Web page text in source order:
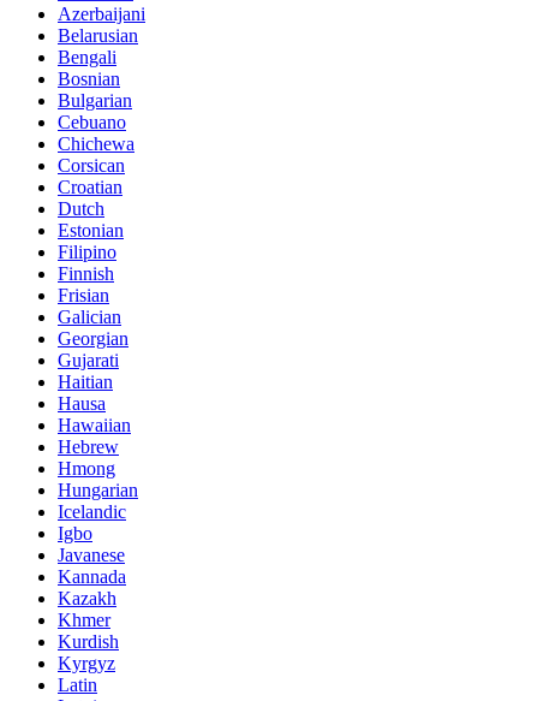
Azerbaijani
Belarusian
Bengali
Bosnian
Bulgarian
Cebuano
Chichewa
Corsican
Croatian
Dutch
Estonian
Filipino
Finnish
Frisian
Galician
Georgian
Gujarati
Haitian
Hausa
Hawaiian
Hebrew
Hmong
Hungarian
Icelandic
Igbo
Javanese
Kannada
Kazakh
Khmer
Kurdish
Kyrgyz
Latin